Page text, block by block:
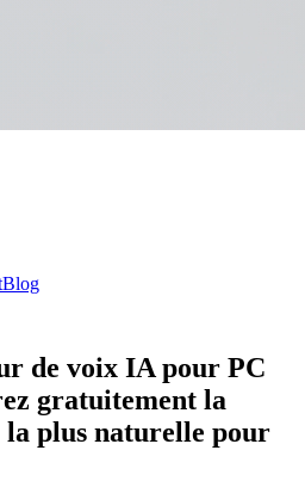
Blog
de voix IA pour PC
gratuitement la
plus naturelle pour